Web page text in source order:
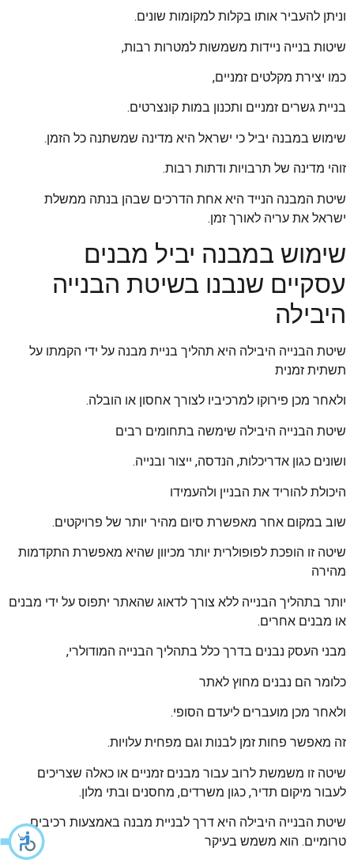
וניתן להעביר אותו בקלות למקומות שונים.
שיטות בנייה ניידות משמשות למטרות רבות,
כמו יצירת מקלטים זמניים,
בניית גשרים זמניים ותכנון במות קונצרטים.
שימוש במבנה יביל כי ישראל היא מדינה שמשתנה כל הזמן.
זוהי מדינה של תרבויות ודתות רבות.
שיטת המבנה הנייד היא אחת הדרכים שבהן בנתה ממשלת
ישראל את עריה לאורך זמן.
שימוש במבנה יביל מבנים
עסקיים שנבנו בשיטת הבנייה
היבילה
שיטת הבנייה היבילה היא תהליך בניית מבנה על ידי הקמתו על
תשתית זמנית
ולאחר מכן פירוקו למרכיביו לצורך אחסון או הובלה.
שיטת הבנייה היבילה שימשה בתחומים רבים
ושונים כגון אדריכלות, הנדסה, ייצור ובנייה.
היכולת להוריד את הבניין ולהעמידו
שוב במקום אחר מאפשרת סיום מהיר יותר של פרויקטים.
שיטה זו הופכת לפופולרית יותר מכיוון שהיא מאפשרת התקדמות
מהירה
יותר בתהליך הבנייה ללא צורך לדאוג שהאתר יתפוס על ידי מבנים
או מבנים אחרים.
מבני העסק נבנים בדרך כלל בתהליך הבנייה המודולרי,
כלומר הם נבנים מחוץ לאתר
ולאחר מכן מועברים ליעדם הסופי.
זה מאפשר פחות זמן לבנות וגם מפחית עלויות.
שיטה זו משמשת לרוב עבור מבנים זמניים או כאלה שצריכים
לעבור מיקום תדיר, כגון משרדים, מחסנים ובתי מלון.
שיטת הבנייה היבילה היא דרך לבניית מבנה באמצעות רכיבים
טרומיים. הוא משמש בעיקר